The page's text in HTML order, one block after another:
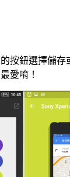
按鈕選擇儲存
愛唷！